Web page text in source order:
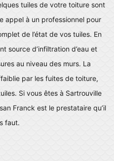
tuiles de votre toiture sont
appel à un professionnel pour
de l’état de vos tuiles. En
source d’infiltration d’eau et
au niveau des murs. La
par les fuites de toiture,
Si vous êtes à Sartrouville
Franck est le prestataire qu’il
faut.